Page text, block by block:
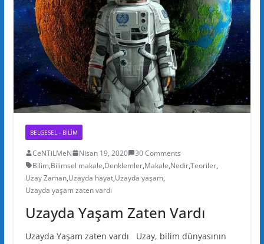
BELGESEL - BILIM
CeNTiLMeN Nisan 19, 2020
30 Comments
Bilim,Bilimsel makale,Denklemler,Makale,Nedir,Teoriler,
Uzay Zaman,Uzayda hayat,Uzayda yaşam,
Uzayda yaşam zaten vardı
Uzayda Yaşam Zaten Vardı
Uzayda Yaşam zaten vardı Uzay, bilim dünyasının